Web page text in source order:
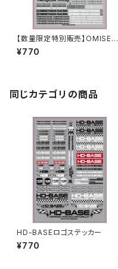
【数量限定特別販売】OMISEYA
SUN [ ORT ]ステッカーシート
¥770
同じカテゴリの商品
HD-BASEロゴステッカー
¥770